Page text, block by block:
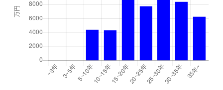
北根
北根黒松
810万円
黒松(宮城)
1,100万円
黒松(宮城)